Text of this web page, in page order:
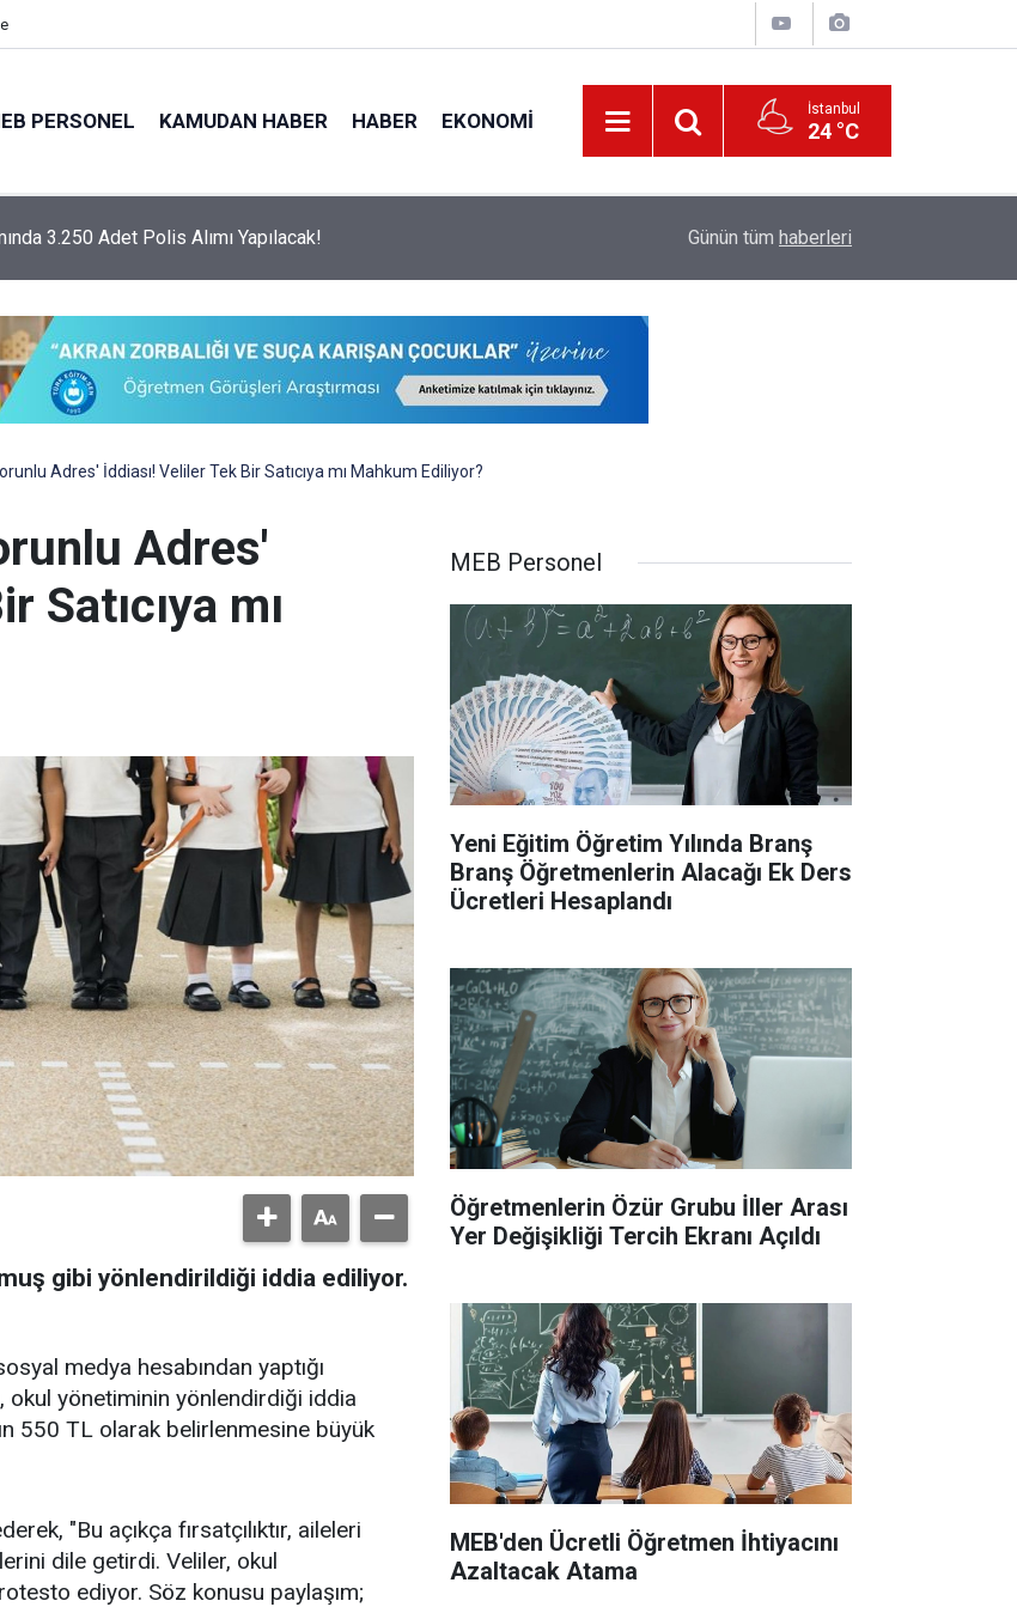
PERSONEL KAMUDAN HABER HABER EKONOMI İstanbul
24 °C
KPSS Puanıyla 204 Adet Sağlık Personeli Alımı Yapacak
Öğretim Üyesi ve Öğretim Görevlisi Alınacak
Günün tüm haberleri
Adres' İddiası! Veliler Tek Bir Satıcıya mı Mahkum Ediliyor?
Adres'
Satıcıya mı
gibi yönlendirildiği iddia ediliyor.
medya hesabından yaptığı
okul yönetiminin yönlendirdiği iddia
550 TL olarak belirlenmesine büyük
"Bu açıkça fırsatçılıktır, aileleri
dile getirdi. Veliler, okul
ediyor. Söz konusu paylaşım;
MEB Personel
Yeni Eğitim Öğretim Yılında Branş
Branş Öğretmenlerin Alacağı Ek Ders
Ücretleri Hesaplandı
Öğretmenlerin Özür Grubu İller Arası
Yer Değişikliği Tercih Ekranı Açıldı
MEB'den Ücretli Öğretmen İhtiyacını
Azaltacak Atama